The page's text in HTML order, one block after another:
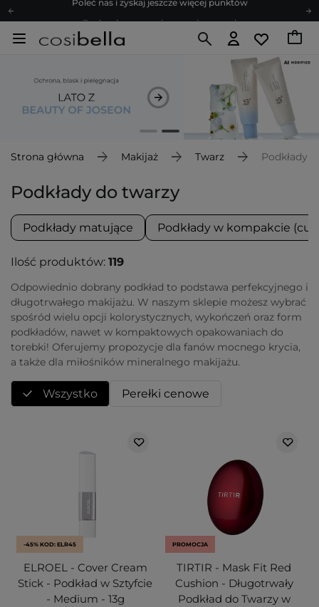
Zapisz się na newsletter pełen porad
Bezpłatne konsultacje kosmetologiczne
Poleć nas i zyskaj jeszcze więcej punktów
Zapisz się na newsletter pełen porad
Strona główna Makijaż Twarz Podkłady
Podkłady do twarzy
Podkłady matujące Podkłady w kompakcie
Ilość produktów: 119
Odpowiednio dobrany podkład to podstawa perfekcyjnego i
długotrwałego makijażu. W naszym sklepie możesz wybrać
spośród wielu opcji kolorystycznych, wykończeń oraz form
podkładów, nawet w kompaktowych opakowaniach do
torebki! Oferujemy propozycje dla fanów mocnego krycia,
a także dla miłośników mineralnego makijażu.
Wszystko Perełki cenowe
-45% KOD: ELR45
ELROEL - Cover Cream
Stick - Podkład w Sztyfcie
- Medium - 13g
PROMOCJA
TIRTIR - Mask Fit Red
Cushion - Długotrwały
Podkład do Twarzy w